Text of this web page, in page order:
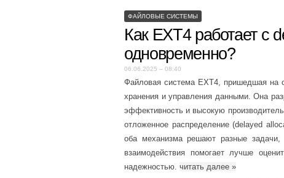
ФАЙЛОВЫЕ СИСТЕМЫ
Как EXT4 работает с
одновременно?
06.06.2025 – 08:40
Файловая система EXT4, пришедшая на
хранения и управления данными. Она
эффективность и высокую
отложенное распределение (delayed
оба механизма решают разные
взаимодействия помогает лучше
надежностью. читать далее »